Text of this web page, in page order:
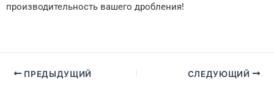
производительность вашего дробления!
ПРЕДЫДУЩИЙ СЛЕДУЮЩИЙ